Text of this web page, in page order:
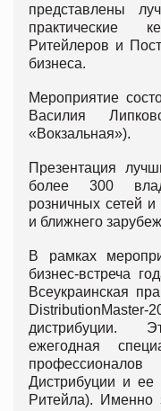
представлены
практические
Ритейлеров и
бизнеса.
Мероприятие
Василия
«Вокзальная»).
Презентация
более 300
розничных сетей
и ближнего
В рамках
бизнес-встреча
Всеукраинская
дистрибуции.
ежегодная
Дистрибуции и ее
Ритейла). Именно